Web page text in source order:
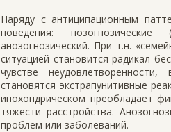
Наряду с антиципационным
поведения:
анозогнозический. При т.н.
ситуацией становится радикал
чувстве
становятся экстрапунитивные
ипохондрическом преобладает
тяжести расстройства.
проблем или заболеваний.